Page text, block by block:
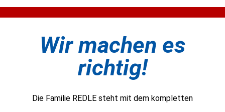
Wir machen es
richtig!
Die Familie REDLE steht mit dem kompletten